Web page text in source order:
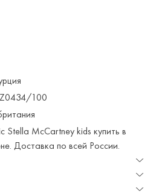
Z0434/100
McCartney kids купить в
Доставка по всей России.
и примерка доступна для